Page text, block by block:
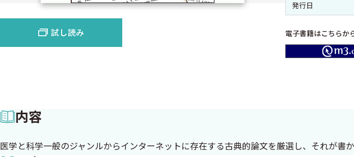
発行日
電子書籍はこちらか
試し読み
内容
医学と科学一般のジャンルからインターネットに存在する古典的論文を厳選し、それが書